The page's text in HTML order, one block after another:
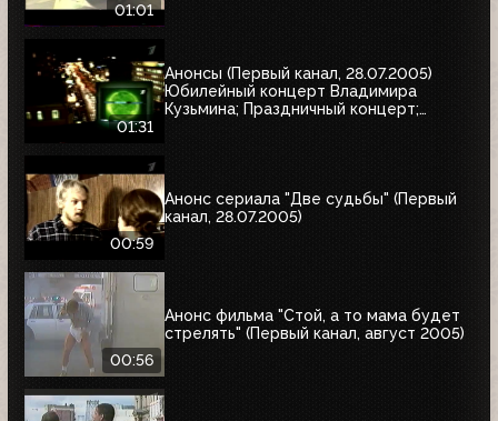
01:01
01:31
Анонсы (Первый канал, 28.07.2005)
Юбилейный концерт Владимира
Кузьмина; Праздничный концерт;
00:59
Анонс сериала "Две судьбы" (Первый
канал, 28.07.2005)
00:56
Анонс фильма "Стой, а то мама будет
стрелять" (Первый канал, август 2005)